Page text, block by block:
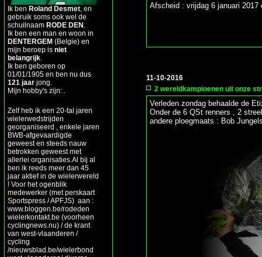
Ik ben Roland Desmet , en
gebruik soms ook wel de
schuilnaam RODE DEN
Ik ben een man en woon in
DENTERGEM (Belgie) en
mijn beroep is niet
belangrijk
Ik ben geboren op
01/01/1905 en ben nu dus
121 jaar jong.
Mijn hobby's zijn: .
Zelf heb ik een 20-tal jaren
wielerwedstrijden
georganiseerd , enkele jaren
BWB-afgevaardigde
geweest en steeds nauw
betrokken geweest met
allerlei organisaties.Al bij al
ben ik reeds meer dan 45
jaar aktief in de wielerwereld
! Voor het ogenblik
medewerker (met perskaart
Sportspress / APFJS) aan :
www.bloggen.be/rodeden
wielerkontakt.be (voorheen
cyclingnews.nu) / de krant
van west-vlaanderen /
cycling
/nieuwsblad.be/wielerbond
Afscheid : vrijdag 6 januari 2017
11-10-2016
2 wereldkampioenen uit onze
Verleden zondag behaalde de
Onder de 6 QSt renners , 2
andere ploegmaats : Bob